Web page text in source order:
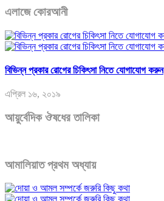
এলাজে কোরআনী
বিভিন্ন প্রকার রোগের চিকিৎসা নিতে যোগাযোগ করুন
এপ্রিল ১৬, ২০১৯
আয়ুর্বেদিক ঔষধের তালিকা
আমালিয়াত প্রথম অধ্যায়